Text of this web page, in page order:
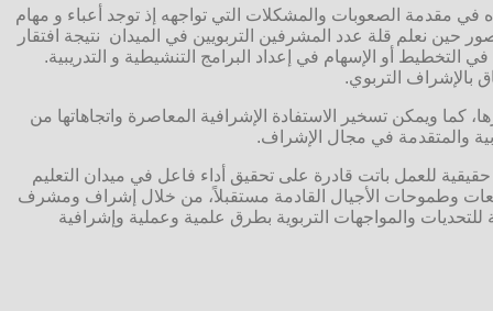
في مقدمة الصعوبات والمشكلات التي تواجهه إذ توجد أعباء و مهام
حين نعلم قلة عدد المشرفين التربويين في الميدان نتيجة افتقار
أو الإسهام في إعداد البرامج التنشيطية و التدريبية.
بالإشراف التربوي.
كما ويمكن تسخير الاستفادة الإشرافية المعاصرة واتجاهاتها من
والمتقدمة في مجال الإشراف.
للعمل باتت قادرة على تحقيق أداء فاعل في ميدان التعليم
وطموحات الأجيال القادمة مستقبلاً، من خلال إشراف ومشرف
والمواجهات التربوية بطرق علمية وعملية وإشرافية